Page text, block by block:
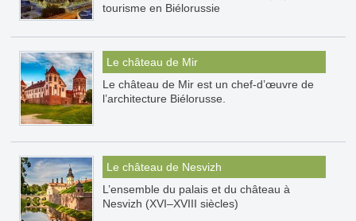
tourisme en Biélorussie
Le château de Mir
Le château de Mir est un chef-d’œuvre de
l’architecture Biélorusse.
Le château de Nesvizh
L’ensemble du palais et du château à
Nesvizh (XVI–XVIII siècles)